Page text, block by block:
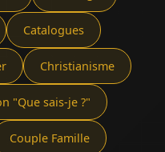
Catalogues
Christianisme
"Que sais-je ?"
Couple Famille